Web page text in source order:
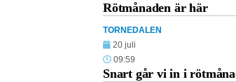
Rötmånaden är här
TORNEDALEN
20 juli
09:59
Snart går vi in i